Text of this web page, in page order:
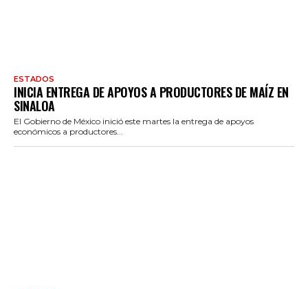
ESTADOS
INICIA ENTREGA DE APOYOS A PRODUCTORES DE MAÍZ EN
SINALOA
El Gobierno de México inició este martes la entrega de apoyos
económicos a productores...